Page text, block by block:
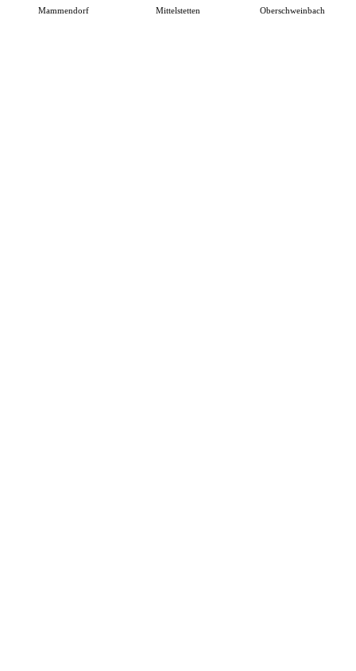
Mammendorf Mittelstetten Oberschweinbach